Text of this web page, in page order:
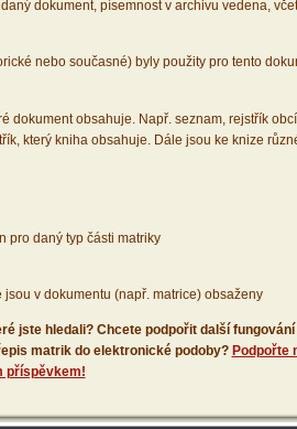
dokument, písemnost v archivu vedena,
nebo současné) byly použity pro tento
dokument obsahuje. Např. seznam, rejstřík
který kniha obsahuje. Dále jsou ke knize
pro daný typ části matriky
jsou v dokumentu (např. matrice) obsaženy
jste hledali? Chcete podpořit další
matrik do elektronické podoby? Podpořte
příspěvkem!